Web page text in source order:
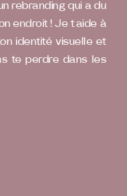
rebranding qui a du
endroit ! Je t’aide à
identité visuelle et
te perdre dans les